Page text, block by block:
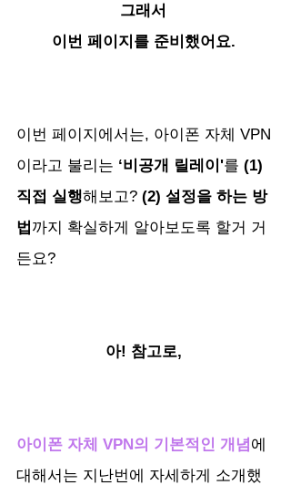
그래서
이번 페이지를 준비했어요.
이번 페이지에서는, 아이폰 자체 VPN
이라고 불리는 ‘비공개 릴레이'를 (1)
직접 실행해보고? (2) 설정을 하는 방
법 까지 확실하게 알아보도록 할거 거
든요?
아! 참고로,
아이폰 자체 VPN의 기본적인 개념 에
대해서는 지난번에 자세하게 소개했